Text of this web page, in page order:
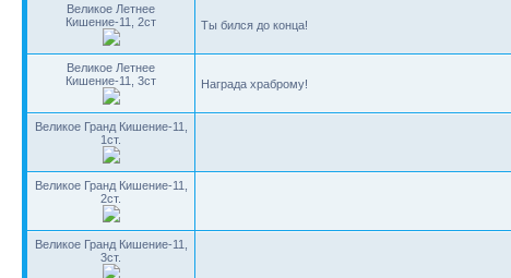
Великое Летнее
Кишение-11, 2ст
Ты бился до конца!
Великое Летнее
Кишение-11, 3ст
Награда храброму!
Великое Гранд Кишение-11,
1ст.
Великое Гранд Кишение-11,
2ст.
Великое Гранд Кишение-11,
3ст.